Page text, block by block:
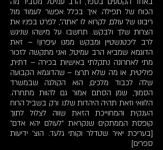
הכוח של תפילה. איך בכלל אפשר לעמוד מול
ריבונו של עולם, לקרוא לו "אתה", לפרט בפניו את
הצרות שלך ולבקש. תחשבו על מישהו שניגש
לרב ליכטנשטיין ומבקש ממנו עיפרון! – זאת
הדוגמא שמביא הרב עמיטל, ואני מתקשה לזכור
מתי לאחרונה נתקלתי באישיות בכירה – דתית,
פוליטית, או מה שלא תרצו – שהדוגמא הקבועה
שלה לכבוד מלכים, הוא הקולגה שבמשרד
הסמוך, שמן הסתם אמור גם להוות מתחרה.
הלוואי וזאת תהיה היהדות שלנו. ורק בשביל הרוח
הענקית והמחוייכת הזאת שווה לצלול לתוך
קופסת הממתקים שנקראת "לעולם יהא אדם"
[בעריכת יאיר שטדלר וקותי גלעד. הוצ' ידיעות
ספרים]